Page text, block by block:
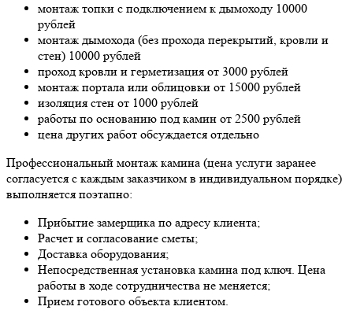
монтаж топки с подключением к дымоходу 10000
рублей
монтаж дымохода (без прохода перекрытий, кровли и
стен) 10000 рублей
проход кровли и герметизация от 3000 рублей
монтаж портала или облицовки от 15000 рублей
изоляция стен от 1000 рублей
работы по основанию под камин от 2500 рублей
цена других работ обсуждается отдельно
Профессиональный монтаж камина (цена услуги заранее
согласуется с каждым заказчиком в индивидуальном порядке)
выполняется поэтапно:
Прибытие замерщика по адресу клиента;
Расчет и согласование сметы;
Доставка оборудования;
Непосредственная установка камина под ключ. Цена
работы в ходе сотрудничества не меняется;
Прием готового объекта клиентом.